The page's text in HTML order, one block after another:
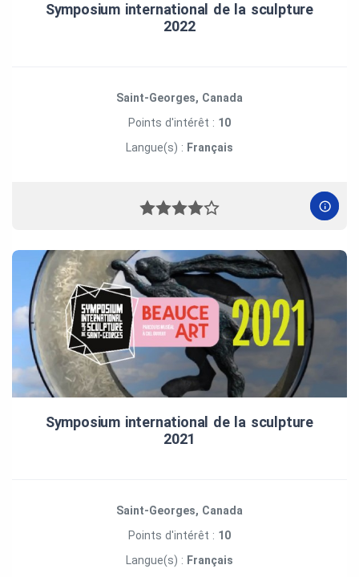
Symposium international de la sculpture
2022
Saint-Georges, Canada
Points d'intérêt : 10
Langue(s) : Français
Symposium international de la sculpture
2021
Saint-Georges, Canada
Points d'intérêt : 10
Langue(s) : Français